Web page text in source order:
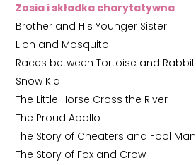
Zosia i składka charytatywna
Brother and His Younger Sister
Lion and Mosquito
Races between Tortoise and Rabbit
Snow Kid
The Little Horse Cross the River
The Proud Apollo
The Story of Cheaters and Fool Man
The Story of Fox and Crow